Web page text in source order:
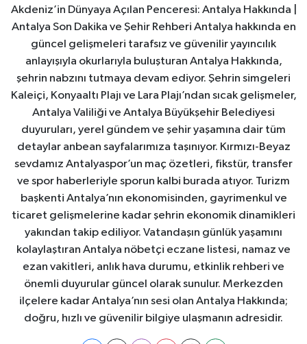
Akdeniz’in Dünyaya Açılan Penceresi: Antalya Hakkında |
Antalya Son Dakika ve Şehir Rehberi Antalya hakkında en
güncel gelişmeleri tarafsız ve güvenilir yayıncılık
anlayışıyla okurlarıyla buluşturan Antalya Hakkında,
şehrin nabzını tutmaya devam ediyor. Şehrin simgeleri
Kaleiçi, Konyaaltı Plajı ve Lara Plajı’ndan sıcak gelişmeler,
Antalya Valiliği ve Antalya Büyükşehir Belediyesi
duyuruları, yerel gündem ve şehir yaşamına dair tüm
detaylar anbean sayfalarımıza taşınıyor. Kırmızı-Beyaz
sevdamız Antalyaspor’un maç özetleri, fikstür, transfer
ve spor haberleriyle sporun kalbi burada atıyor. Turizm
başkenti Antalya’nın ekonomisinden, gayrimenkul ve
ticaret gelişmelerine kadar şehrin ekonomik dinamikleri
yakından takip ediliyor. Vatandaşın günlük yaşamını
kolaylaştıran Antalya nöbetçi eczane listesi, namaz ve
ezan vakitleri, anlık hava durumu, etkinlik rehberi ve
önemli duyurular güncel olarak sunulur. Merkezden
ilçelere kadar Antalya’nın sesi olan Antalya Hakkında;
doğru, hızlı ve güvenilir bilgiye ulaşmanın adresidir.